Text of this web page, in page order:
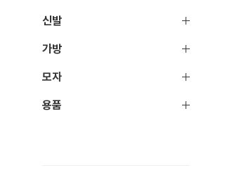
신발
가방
모자
용품